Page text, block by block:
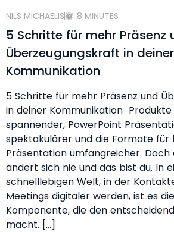
NILS MICHAELIS 8 MINUTES
5 Schritte für mehr Präsenz
Überzeugungskraft in deiner
Kommunikation
5 Schritte für mehr Präsenz und
in deiner Kommunikation
spannender, PowerPoint
spektakulärer und die Formate für
Präsentation umfangreicher.
ändert sich nie und das bist du. In
schnelllebigen Welt, in der
Meetings digitaler werden, ist es
Komponente, die den
macht. […]